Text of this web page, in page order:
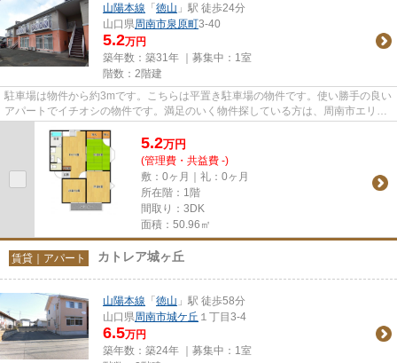
山陽本線 「 徳山 」駅 徒歩24分
山口県周南市泉原町3-40
5.2万円
築年数：築31年 ｜募集中： 1室
階数：2階建
駐車場は物件から約3mです。こちらは平置き駐車場の物件です。使い勝手の良い
アパートでイチオシの物件です。満足のいく物件探している方は、周南市エリア
5.2万円
(管理費・共益費 -)
敷：0ヶ月｜礼：0ヶ月
所在階：1階
間取り：3DK
面積：50.96㎡
賃貸｜アパート カトレア城ヶ丘
山陽本線 「 徳山 」駅 徒歩58分
山口県周南市城ケ丘 １丁目3-4
6.5万円
築年数：築24年 ｜募集中： 1室